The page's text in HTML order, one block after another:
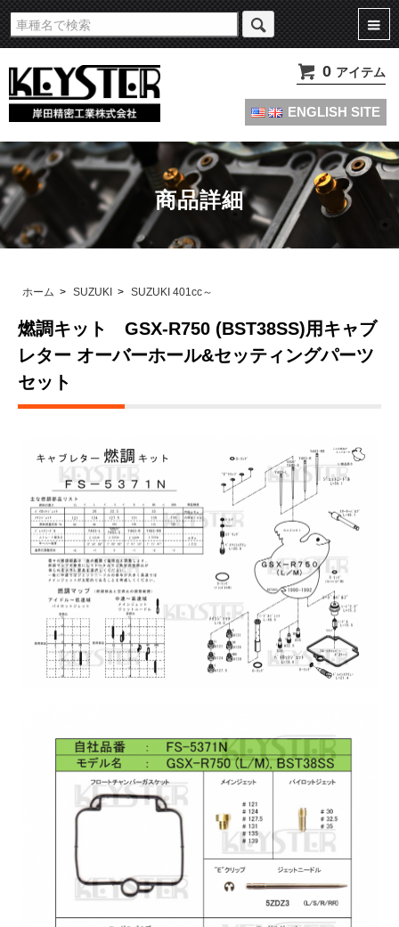
旧車・名車・絶版車キャブレターのオーバーホールやセッティングパーツは
KEYSTERの燃調キット
0 アイテム
ENGLISH SITE
商品詳細
ホーム > SUZUKI > SUZUKI 401cc～
燃調キット GSX-R750 (BST38SS)用キャブ
レター オーバーホール&セッティングパーツ
セット